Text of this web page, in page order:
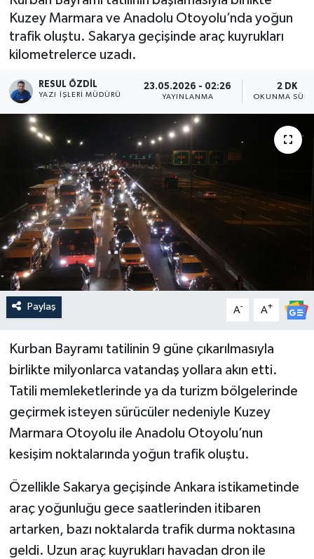
Kuzey Marmara ve Anadolu Otoyolu’nda yoğun
trafik oluştu. Sakarya geçişinde araç kuyrukları
kilometrelerce uzadı.
RESUL ÖZDIL
YAZI İŞLERI MÜDÜRÜ
23.05.2026 - 02:26
YAYINLANMA
2 DK
OKUNMA
Paylaş A- A+
Kurban Bayramı tatilinin 9 güne çıkarılmasıyla
birlikte milyonlarca vatandaş yollara akın etti.
Tatili memleketlerinde ya da turizm bölgelerinde
geçirmek isteyen sürücüler nedeniyle Kuzey
Marmara Otoyolu ile Anadolu Otoyolu’nun
kesişim noktalarında yoğun trafik oluştu.
Özellikle Sakarya geçişinde Ankara istikametinde
araç yoğunluğu gece saatlerinden itibaren
artarken, bazı noktalarda trafik durma noktasına
geldi. Uzun araç kuyrukları havadan dron ile